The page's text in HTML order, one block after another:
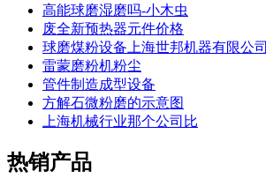
高能球磨湿磨吗-小木虫
废全新预热器元件价格
球磨煤粉设备上海世邦机器有限公司
雷蒙磨粉机粉尘
管件制造成型设备
方解石微粉磨的示意图
上海机械行业那个公司比
热销产品